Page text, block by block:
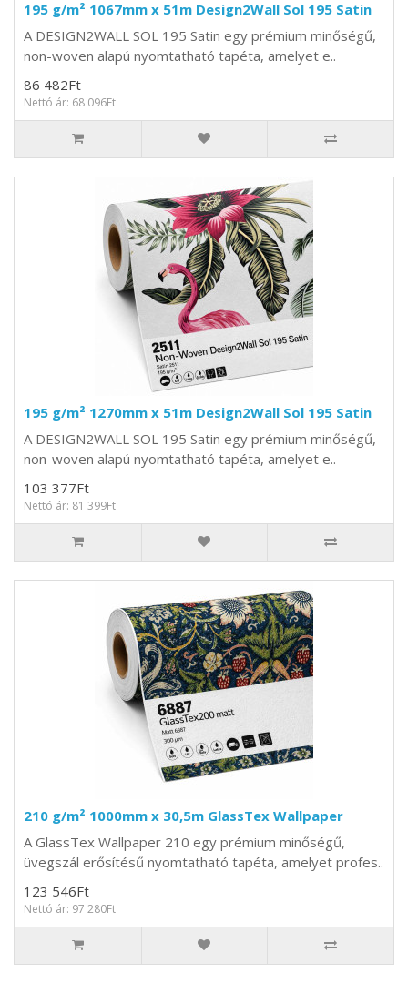
195 g/m² 1067mm x 51m Design2Wall Sol 195 Satin
A DESIGN2WALL SOL 195 Satin egy prémium minőségű,
non-woven alapú nyomtatható tapéta, amelyet e..
86 482Ft
Nettó ár: 68 096Ft
195 g/m² 1270mm x 51m Design2Wall Sol 195 Satin
A DESIGN2WALL SOL 195 Satin egy prémium minőségű,
non-woven alapú nyomtatható tapéta, amelyet e..
103 377Ft
Nettó ár: 81 399Ft
210 g/m² 1000mm x 30,5m GlassTex Wallpaper
A GlassTex Wallpaper 210 egy prémium minőségű,
üvegszál erősítésű nyomtatható tapéta, amelyet profes..
123 546Ft
Nettó ár: 97 280Ft